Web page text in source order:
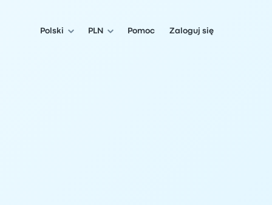
Polski PLN Pomoc Zaloguj się